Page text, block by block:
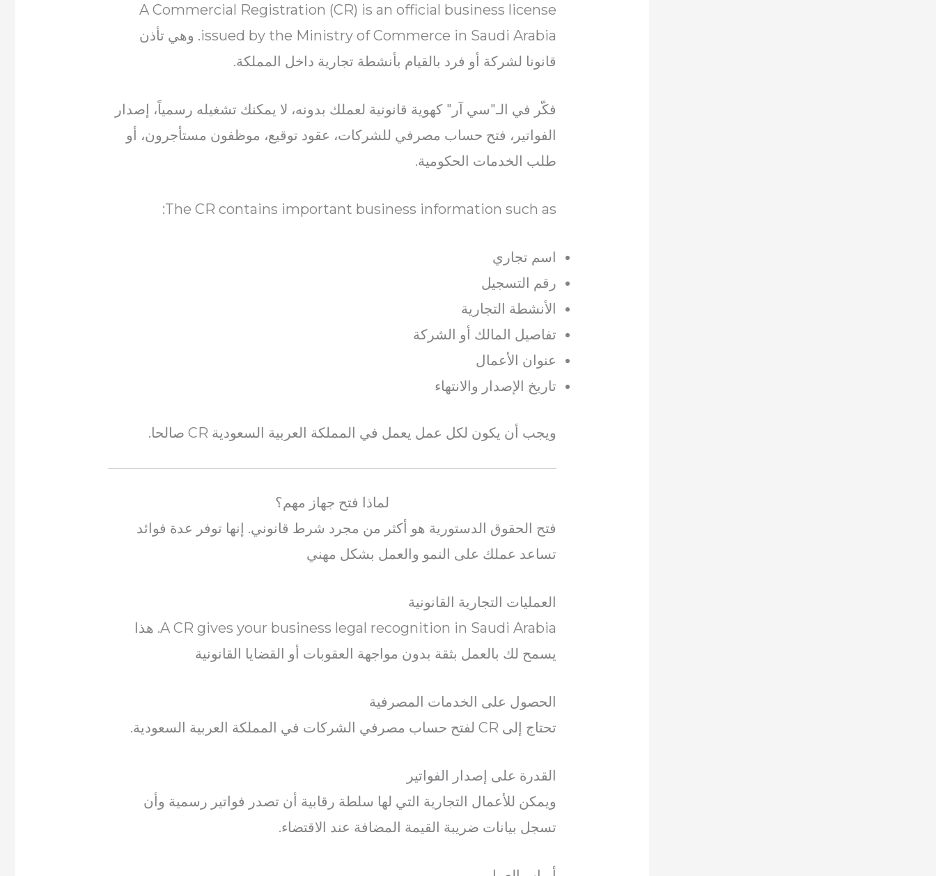
A Commercial Registration (CR) is an official business license
issued by the Ministry of Commerce in Saudi Arabia. وهي تأذن
قانونا لشركة أو فرد بالقيام بأنشطة تجارية داخل المملكة.
فكّر في الـ"سي آر" كهوية قانونية لعملك بدونه، لا يمكنك تشغيله رسمياً، إصدار
الفواتير، فتح حساب مصرفي للشركات، عقود توقيع، موظفون مستأجرون، أو
طلب الخدمات الحكومية.
The CR contains important business information such as:
اسم تجاري
رقم التسجيل
الأنشطة التجارية
تفاصيل المالك أو الشركة
عنوان الأعمال
تاريخ الإصدار والانتهاء
ويجب أن يكون لكل عمل يعمل في المملكة العربية السعودية CR صالحا.
لماذا فتح جهاز مهم؟
فتح الحقوق الدستورية هو أكثر من مجرد شرط قانوني. إنها توفر عدة فوائد
تساعد عملك على النمو والعمل بشكل مهني
العمليات التجارية القانونية
A CR gives your business legal recognition in Saudi Arabia. هذا
يسمح لك بالعمل بثقة بدون مواجهة العقوبات أو القضايا القانونية
الحصول على الخدمات المصرفية
تحتاج إلى CR لفتح حساب مصرفي الشركات في المملكة العربية السعودية.
القدرة على إصدار الفواتير
ويمكن للأعمال التجارية التي لها سلطة رقابية أن تصدر فواتير رسمية وأن
تسجل بيانات ضريبة القيمة المضافة عند الاقتضاء.